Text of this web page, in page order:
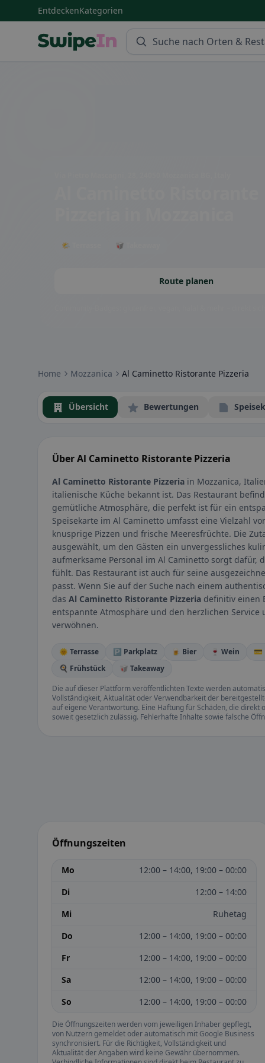
EntdeckenKategorien
🌤 Terrasse 🥡 Takeaway
Route planen
Home Mozzanica Al Caminetto Ristorante Pizzeria
Übersicht Bewertungen
Über Al Caminetto Ristorante Pizzeria
Al Caminetto Ristorante Pizzeria in Mozzanica,
italienische Küche bekannt ist. Das Restaurant
gemütliche Atmosphäre, die perfekt ist für ein
Speisekarte im Al Caminetto umfasst eine Vielzahl
knusprige Pizzen und frische Meeresfrüchte. Die
ausgewählt, um den Gästen ein unvergessliches
aufmerksame Personal im Al Caminetto sorgt
fühlt. Das Restaurant ist auch für seine
passt. Wenn Sie auf der Suche nach einem
das Al Caminetto Ristorante Pizzeria definitiv einen
entspannte Atmosphäre und den herzlichen
verwöhnen.
🌞 Terrasse 🅿️ Parkplatz 🍺 Bier 🍷 Wein 💳
🍳 Frühstück
🥡 Takeaway
Die auf dieser Plattform veröffentlichten Texte werden
Vollständigkeit, Aktualität oder Verwendbarkeit der
auf eigene Verantwortung. Eine Haftung für Schäden, die
soweit gesetzlich zulässig. Fehlerhafte Inhalte sowie falsche
Öffnungszeiten
Mo
12:00 – 14:00, 19:00 – 00:00
Di
12:00 – 14:00
Mi
Ruhetag
Do
12:00 – 14:00, 19:00 – 00:00
Fr
12:00 – 14:00, 19:00 – 00:00
Sa
12:00 – 14:00, 19:00 – 00:00
So
12:00 – 14:00, 19:00 – 00:00
Die Öffnungszeiten werden vom jeweiligen Inhaber gepflegt,
von Nutzern gemeldet oder automatisch mit Google Business
synchronisiert. Für die Richtigkeit, Vollständigkeit und
Aktualität der Angaben wird keine Gewähr übernommen.